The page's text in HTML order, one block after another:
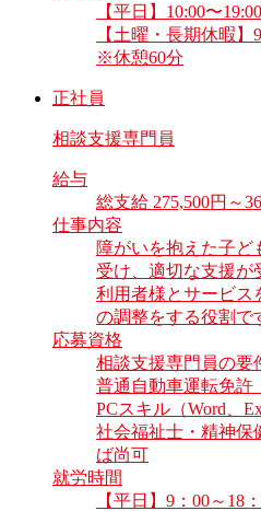
【平日】10:00〜19:00
【土曜・長期休暇】
※休憩60分
正社員
相談支援専門員
給与
総支給 275,500円～
仕事内容
障がいを抱えた子ど
受け、適切な支援が
利用者様とサービス
の調整をする役割で
応募資格
相談支援専門員の要
普通自動車運転免許
PCスキル（Word、
社会福祉士・精神
ば尚可
就労時間
【平日】9：00～18